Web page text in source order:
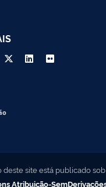
site está publicado
Atribuição-